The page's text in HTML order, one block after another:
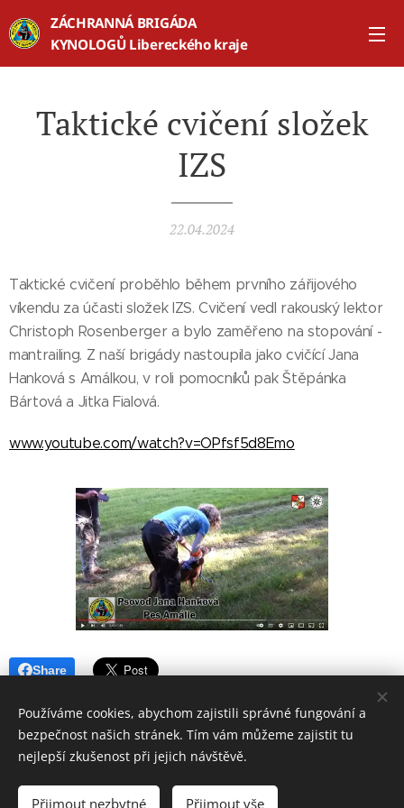
ZÁCHRANNÁ BRIGÁDA
KYNOLOGŮ Libereckého kraje
Taktické cvičení složek
IZS
22.04.2024
Taktické cvičení proběhlo během prvního zářijového
víkendu za účasti složek IZS. Cvičení vedl rakouský lektor
Christoph Rosenberger a bylo zaměřeno na stopování -
mantrailing. Z naší brigády nastoupila jako cvičící Jana
Hanková s Amálkou, v roli pomocníků pak Štěpánka
Bártová a Jitka Fialová.
www.youtube.com/watch?v=OPfsf5d8Emo
Share
Aktualizováno 6.7.2026
Používáme cookies, abychom zajistili správné fungování a
bezpečnost našich stránek. Tím vám můžeme zajistit tu
nejlepší zkušenost při jejich návštěvě.
Přijmout nezbytné Přijmout vše